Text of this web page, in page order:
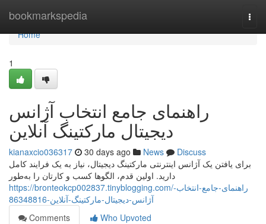
bookmarkspedia
Home
Home
1
راهنمای جامع انتخاب آژانس
دیجیتال مارکتینگ آنلاین
kianaxcio036317 30 days ago News
Discuss
برای یافتن یک آژانس اینترنتی مارکتینگ دیجیتال، نیاز به یک فرایند کامل
دارید. اولین قدم، الگوها کسب و کارتان را به‌طور
https://bronteokcp002837.tinyblogging.com/راهنمای-جامع-انتخاب-
آژانس-دیجیتال-مارکتینگ-آنلاین-86348816
Comments
Who Upvoted